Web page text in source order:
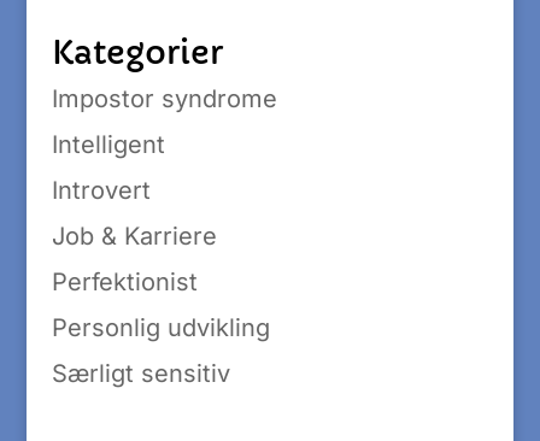
Kategorier
Impostor syndrome
Intelligent
Introvert
Job & Karriere
Perfektionist
Personlig udvikling
Særligt sensitiv